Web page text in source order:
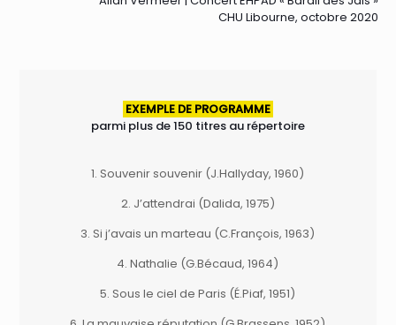
CHU Libourne, octobre 2020
EXEMPLE DE PROGRAMME
parmi plus de 150 titres au répertoire
1. Souvenir souvenir (J.Hallyday, 1960)
2. J’attendrai (Dalida, 1975)
3. Si j’avais un marteau (C.François, 1963)
4. Nathalie (G.Bécaud, 1964)
5. Sous le ciel de Paris (É.Piaf, 1951)